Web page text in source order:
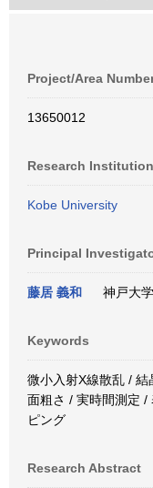
Project/Area
13650012
Research Institution
Kobe University
Principal
藤居 義和 神戸大
Keywords
微小入射X線散乱 /
面粗さ / 実時間測定 /
ピング
Research Abstract